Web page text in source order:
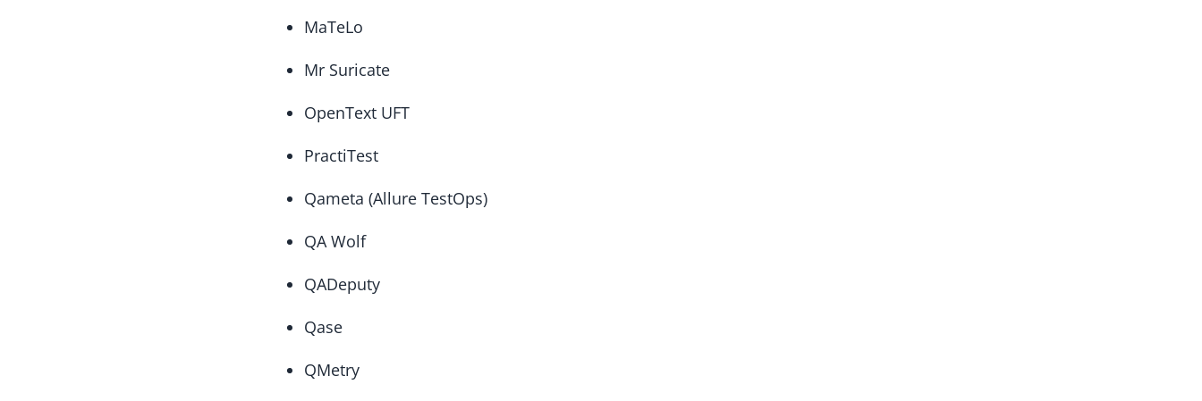
MaTeLo
Mr Suricate
OpenText UFT
PractiTest
Qameta (Allure TestOps)
QA Wolf
QADeputy
Qase
QMetry